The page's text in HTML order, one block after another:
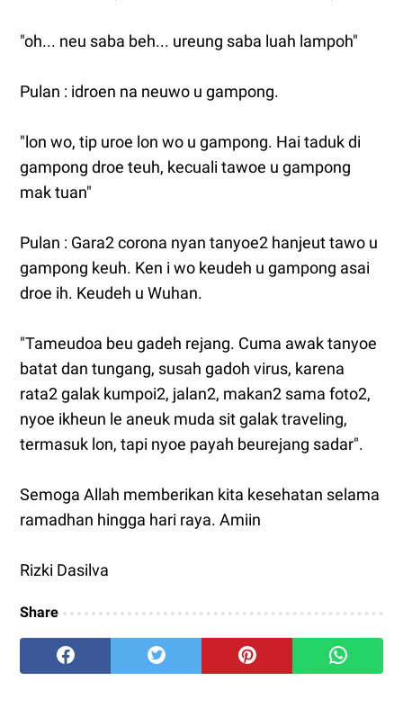
"oh... neu saba beh... ureung saba luah lampoh"
Pulan : idroen na neuwo u gampong.
"lon wo, tip uroe lon wo u gampong. Hai taduk di
gampong droe teuh, kecuali tawoe u gampong
mak tuan"
Pulan : Gara2 corona nyan tanyoe2 hanjeut tawo u
gampong keuh. Ken i wo keudeh u gampong asai
droe ih. Keudeh u Wuhan.
"Tameudoa beu gadeh rejang. Cuma awak tanyoe
batat dan tungang, susah gadoh virus, karena
rata2 galak kumpoi2, jalan2, makan2 sama foto2,
nyoe ikheun le aneuk muda sit galak traveling,
termasuk lon, tapi nyoe payah beurejang sadar".
Semoga Allah memberikan kita kesehatan selama
ramadhan hingga hari raya. Amiin
Rizki Dasilva
Share